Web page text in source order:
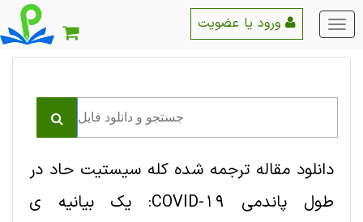
منو
اصلی
دانلود مقاله ترجمه شده کله سیستیت حاد در
طول پاندمی COVID-19: یک بیانیه ی